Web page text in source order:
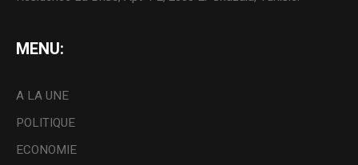
MENU:
A LA UNE
POLITIQUE
ECONOMIE